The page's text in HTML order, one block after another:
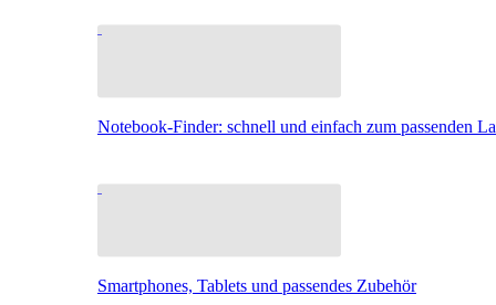
Notebook-Finder: schnell und einfach zum passenden
Smartphones, Tablets und passendes Zubehör